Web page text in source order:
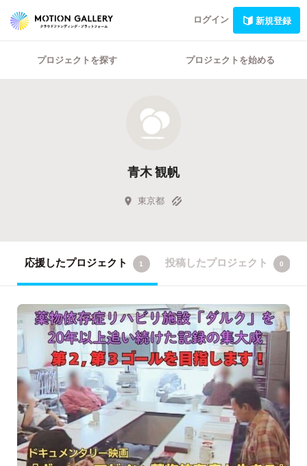
ログイン 新規登録
プロジェクトを探す プロジェクトを始める
青木 観帆
東京都
応援したプロジェクト 1 投稿したプロジェクト 0